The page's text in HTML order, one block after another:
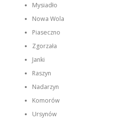
Mysiadło
Nowa Wola
Piaseczno
Zgorzała
Janki
Raszyn
Nadarzyn
Komorów
Ursynów